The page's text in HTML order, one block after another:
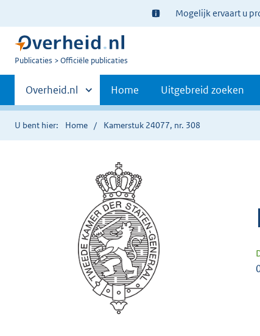
Ter
informatie:
Mogelijk ervaart u
U
Publicaties Officiële publicaties
Primaire
navigatie
Andere
sites
binnen
Overheid.nl Home Uitgebreid zoeken
U bent hier: Home Kamerstuk 24077, nr. 308